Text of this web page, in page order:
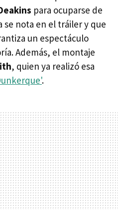
para ocuparse de
se nota en el tráiler y que
un espectáculo
Además, el montaje
, quien ya realizó esa
.